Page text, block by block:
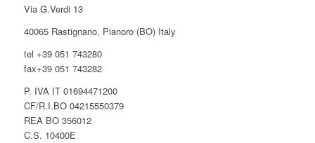
Via G.Verdi 13
40065 Rastignano, Pianoro (BO) Italy
tel +39 051 743280
fax+39 051 743282
P. IVA IT 01694471200
CF/R.I.BO 04215550379
REA BO 356012
C.S. 10400E